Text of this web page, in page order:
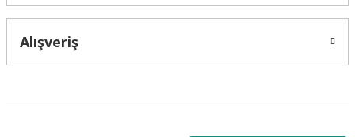
Alışveriş